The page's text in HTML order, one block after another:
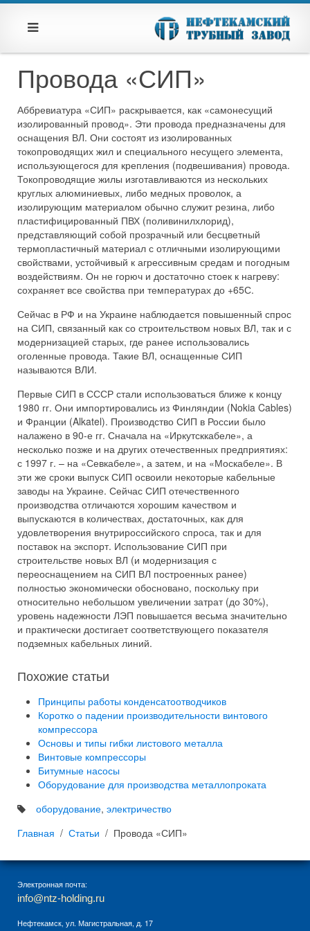
Провода «СИП»
Аббревиатура «СИП» раскрывается, как «самонесущий
изолированный провод». Эти провода предназначены для
оснащения ВЛ. Они состоят из изолированных
токопроводящих жил и специального несущего элемента,
использующегося для крепления (подвешивания) провода.
Токопроводящие жилы изготавливаются из нескольких
круглых алюминиевых, либо медных проволок, а
изолирующим материалом обычно служит резина, либо
пластифицированный ПВХ (поливинилхлорид),
представляющий собой прозрачный или бесцветный
термопластичный материал с отличными изолирующими
свойствами, устойчивый к агрессивным средам и погодным
воздействиям. Он не горюч и достаточно стоек к нагреву:
сохраняет все свойства при температурах до +65С.
Сейчас в РФ и на Украине наблюдается повышенный спрос
на СИП, связанный как со строительством новых ВЛ, так и с
модернизацией старых, где ранее использовались
оголенные провода. Такие ВЛ, оснащенные СИП
называются ВЛИ.
Первые СИП в СССР стали использоваться ближе к концу
1980 гг. Они импортировались из Финляндии (Nokia Cables)
и Франции (Alkatel). Производство СИП в России было
налажено в 90-е гг. Сначала на «Иркутсккабеле», а
несколько позже и на других отечественных предприятиях:
с 1997 г. – на «Севкабеле», а затем, и на «Москабеле». В
эти же сроки выпуск СИП освоили некоторые кабельные
заводы на Украине. Сейчас СИП отечественного
производства отличаются хорошим качеством и
выпускаются в количествах, достаточных, как для
удовлетворения внутрироссийского спроса, так и для
поставок на экспорт. Использование СИП при
строительстве новых ВЛ (и модернизация с
переоснащением на СИП ВЛ построенных ранее)
полностью экономически обосновано, поскольку при
относительно небольшом увеличении затрат (до 30%),
уровень надежности ЛЭП повышается весьма значительно
и практически достигает соответствующего показателя
подземных кабельных линий.
Похожие статьи
Принципы работы конденсатоотводчиков
Коротко о падении производительности винтового
компрессора
Основы и типы гибки листового металла
Винтовые компрессоры
Битумные насосы
Оборудование для производства металлопроката
оборудование, электричество
Главная
Статьи Провода «СИП»
Электронная почта:
info@ntz-holding.ru
Нефтекамск, ул. Магистральная, д. 17